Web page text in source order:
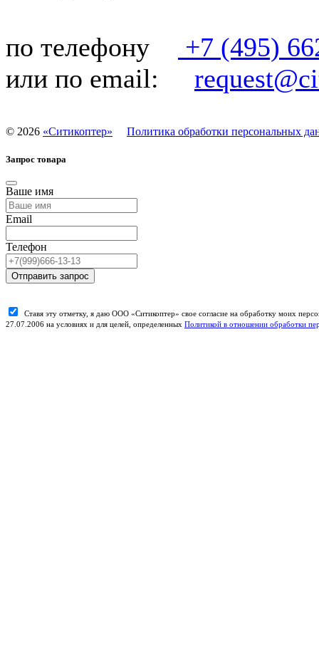
по телефону
+7 (495)
или по email:
© 2026 «Ситикоптер» Политика обработки персональных
Запрос товара
Ваше имя
Email
Телефон
Отправить запрос
Ставя эту отметку, я даю ООО «Ситикоптер» свое согласие на обработку моих
27.07.2006 на условиях и для целей, определенных Политикой в отношении обработки